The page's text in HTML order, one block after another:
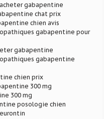
gabapentine
chat prix
chien avis
gabapentine pour
gabapentine
gabapentine
chien prix
300 mg
300 mg
posologie chien